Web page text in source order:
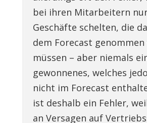
bei ihren Mitarbeitern
Geschäfte schelten, die
dem Forecast genommen
müssen – aber niemals
gewonnenes, welches
nicht im Forecast
ist deshalb ein Fehler,
an Versagen auf